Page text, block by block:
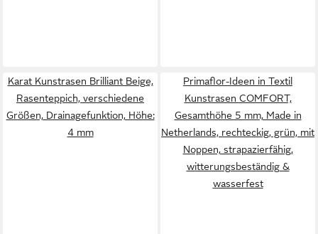
Karat Kunstrasen Brilliant Beige,
Rasenteppich, verschiedene
Größen, Drainagefunktion, Höhe:
4 mm
Primaflor-Ideen in Textil
Kunstrasen COMFORT,
Gesamthöhe 5 mm, Made in
Netherlands, rechteckig, grün, mit
Noppen, strapazierfähig,
witterungsbeständig &
wasserfest